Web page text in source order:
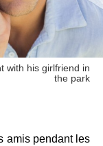
with his girlfriend in
the park
amis pendant les